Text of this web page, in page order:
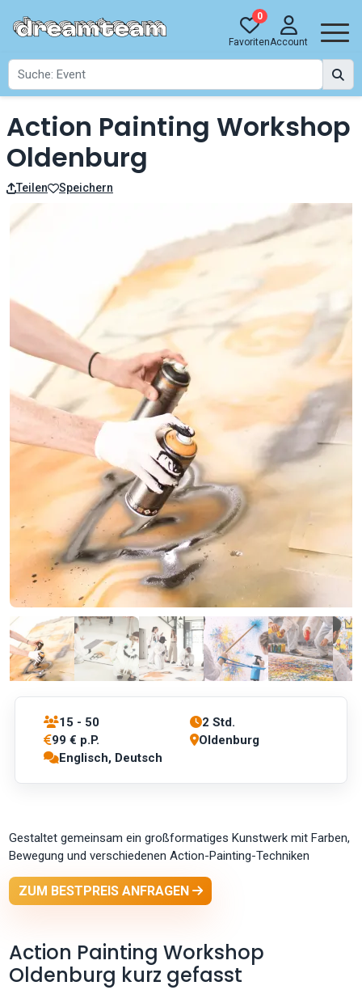
0
FavoritenAccount
Action Painting Workshop
Oldenburg
Teilen Speichern
15 - 50
2 Std.
99 € p.P.
Oldenburg
Englisch, Deutsch
Gestaltet gemeinsam ein großformatiges Kunstwerk mit Farben,
Bewegung und verschiedenen Action-Painting-Techniken
ZUM BESTPREIS ANFRAGEN
Action Painting Workshop
Oldenburg kurz gefasst